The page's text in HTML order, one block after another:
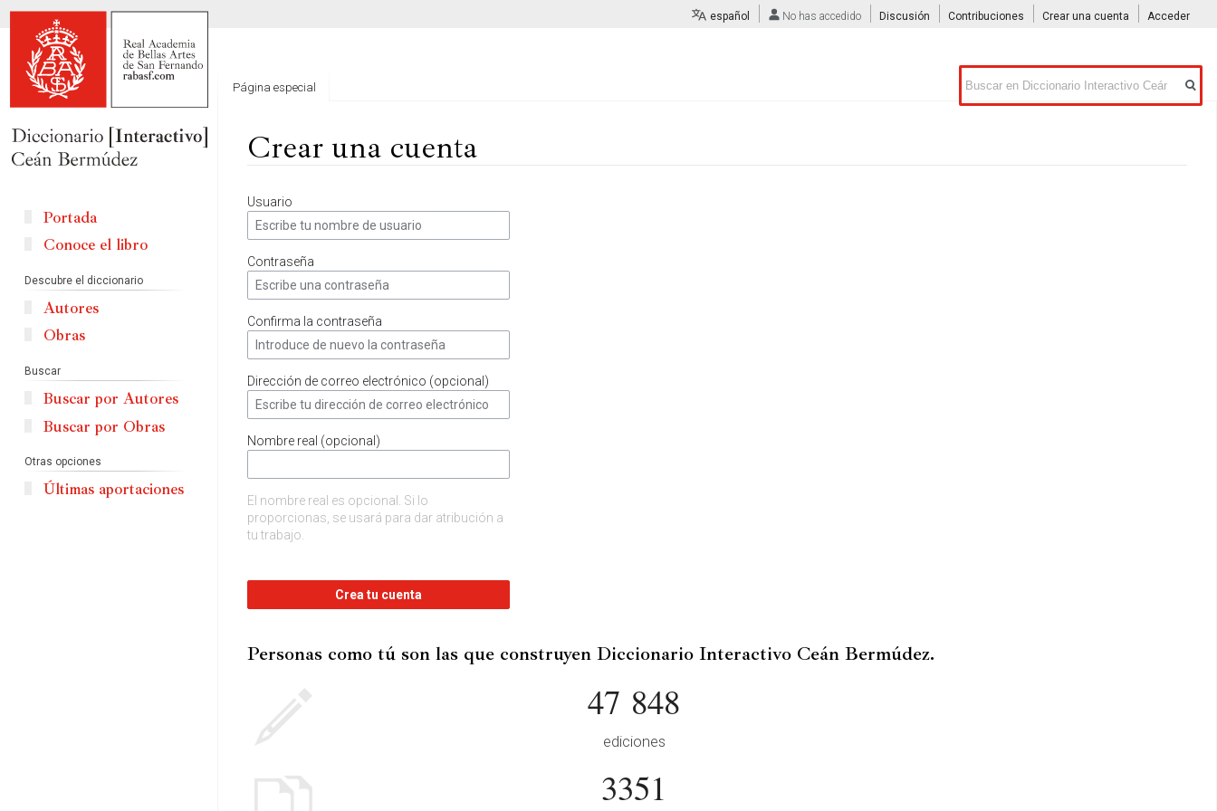
Crear una cuenta
a
la
a
la
Usuario
Contraseña
Confirma la contraseña
Dirección de correo electrónico (opcional)
Nombre real (opcional)
El nombre real es opcional. Si lo
proporcionas, se usará para dar atribución a
tu trabajo.
Crea tu cuenta
Personas como tú son las que construyen Diccionario Interactivo Ceán Bermúdez.
47 848
ediciones
3351
español No has accedido Discusión Contribuciones Crear una cuenta Acceder
Página especial
Buscar
Portada
Conoce el libro
Descubre el diccionario
Autores
Obras
Buscar
Buscar por Autores
Buscar por Obras
Otras opciones
Últimas aportaciones